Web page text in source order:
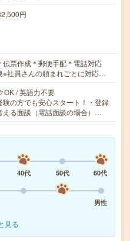
円
伝票作成＊郵便手配＊電話対応
※社員さんの頼まれごとに対応…
OK / 英語力不要
験の方でも安心スタート！・登録
える面談（電話面談の場合）…
40代 50代
60代
男性
見る